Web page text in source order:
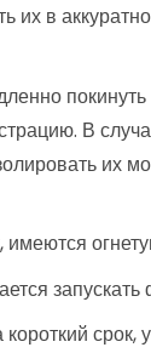
в
В
их
срок,